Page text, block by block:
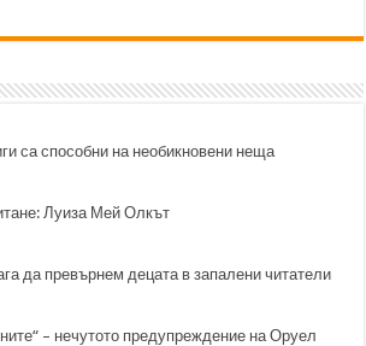
са способни на необикновени неща
Луиза Мей Олкът
да превърнем децата в запалени читатели
– нечутото предупреждение на Оруел